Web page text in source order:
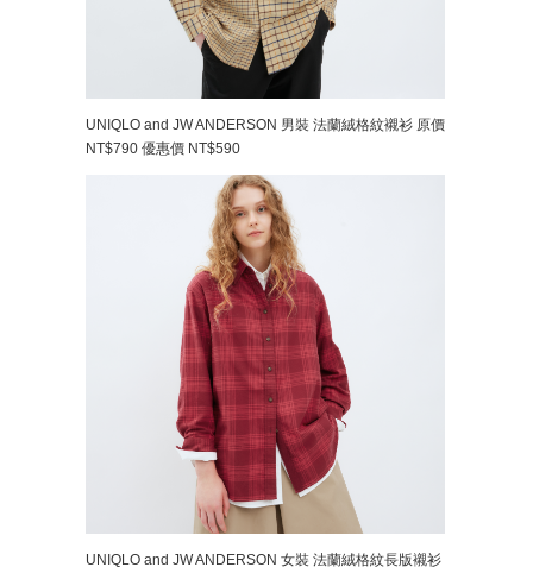
UNIQLO and JW ANDERSON 男裝 法蘭絨格紋襯衫 原價
NT$790 優惠價 NT$590
UNIQLO and JW ANDERSON 女裝 法蘭絨格紋長版襯衫